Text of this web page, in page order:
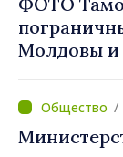
Молдовы
по
КПП
/